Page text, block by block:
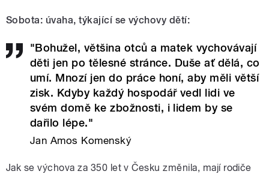
Sobota: úvaha, týkající se výchovy dětí:
"Bohužel, většina otců a matek vychovávají
děti jen po tělesné stránce. Duše ať dělá, co
umí. Mnozí jen do práce honí, aby měli větší
zisk. Kdyby každý hospodář vedl lidi ve
svém domě ke zbožnosti, i lidem by se
dařilo lépe."
Jan Amos Komenský
Jak se výchova za 350 let v Česku změnila, mají rodiče